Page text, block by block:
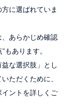
に選ばれていま
あらかじめ確認
もあります。
な選択肢」とし
ただくために、
ントを詳しくご